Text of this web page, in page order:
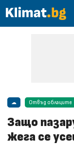
☁ Отвъд облаците
Защо
жега се